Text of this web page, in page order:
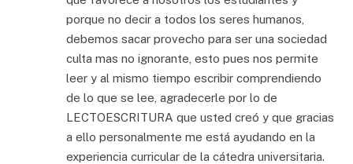
porque no decir a todos los seres humanos,
debemos sacar provecho para ser una sociedad
culta mas no ignorante, esto pues nos permite
leer y al mismo tiempo escribir comprendiendo
de lo que se lee, agradecerle por lo de
LECTOESCRITURA que usted creó y que gracias
a ello personalmente me está ayudando en la
experiencia curricular de la cátedra universitaria.